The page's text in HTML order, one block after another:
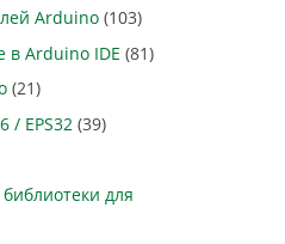
Arduino (103)
в Arduino IDE (81)
(21)
/ EPS32 (39)
для